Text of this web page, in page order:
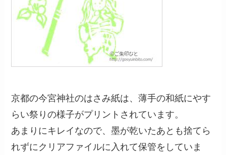
京都の今宮神社のはさみ紙は、薄手の和紙にやす
らい祭りの様子がプリントされています。
あまりにキレイなので、墨が乾いたあとも捨てら
れずにクリアファイルに入れて保管をしていま